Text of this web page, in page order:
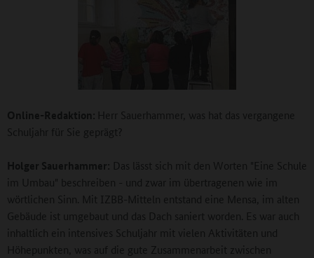
Online-Redaktion: Herr Sauerhammer, was hat das vergangene
Schuljahr für Sie geprägt?
Holger Sauerhammer: Das lässt sich mit den Worten "Eine Schule
im Umbau" beschreiben - und zwar im übertragenen wie im
wörtlichen Sinn. Mit IZBB-Mitteln entstand eine Mensa, im alten
Gebäude ist umgebaut und das Dach saniert worden. Es war auch
inhaltlich ein intensives Schuljahr mit vielen Aktivitäten und
Höhepunkten, was auf die gute Zusammenarbeit zwischen